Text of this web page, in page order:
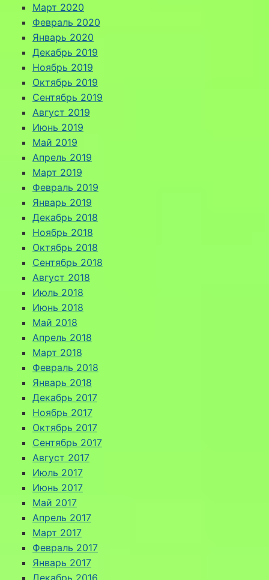
Март 2020
Февраль 2020
Январь 2020
Декабрь 2019
Ноябрь 2019
Октябрь 2019
Сентябрь 2019
Август 2019
Июнь 2019
Май 2019
Апрель 2019
Март 2019
Февраль 2019
Январь 2019
Декабрь 2018
Ноябрь 2018
Октябрь 2018
Сентябрь 2018
Август 2018
Июль 2018
Июнь 2018
Май 2018
Апрель 2018
Март 2018
Февраль 2018
Январь 2018
Декабрь 2017
Ноябрь 2017
Октябрь 2017
Сентябрь 2017
Август 2017
Июль 2017
Июнь 2017
Май 2017
Апрель 2017
Март 2017
Февраль 2017
Январь 2017
Декабрь 2016